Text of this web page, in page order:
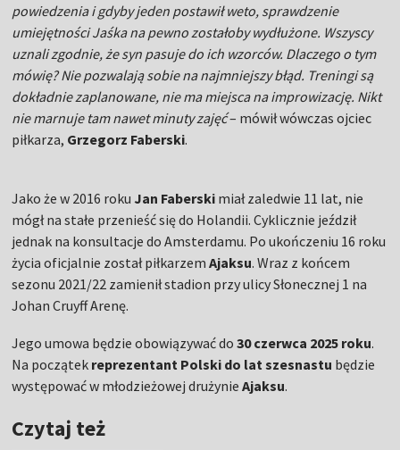
powiedzenia i gdyby jeden postawił weto, sprawdzenie
umiejętności Jaśka na pewno zostałoby wydłużone. Wszyscy
uznali zgodnie, że syn pasuje do ich wzorców. Dlaczego o tym
mówię? Nie pozwalają sobie na najmniejszy błąd. Treningi są
dokładnie zaplanowane, nie ma miejsca na improwizację. Nikt
nie marnuje tam nawet minuty zajęć– mówił wówczas ojciec
piłkarza, Grzegorz Faberski.
Jako że w 2016 roku Jan Faberski miał zaledwie 11 lat, nie
mógł na stałe przenieść się do Holandii. Cyklicznie jeździł
jednak na konsultacje do Amsterdamu. Po ukończeniu 16 roku
życia oficjalnie został piłkarzemAjaksu. Wraz z końcem
sezonu 2021/22 zamienił stadion przy ulicy Słonecznej 1 na
Johan Cruyff Arenę.
Jego umowa będzie obowiązywać do30 czerwca 2025 roku.
Na początek reprezentant Polski do lat szesnastu będzie
występować w młodzieżowej drużynieAjaksu.
Czytaj też